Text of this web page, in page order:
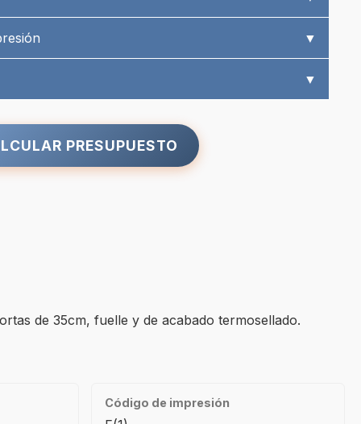
▼
▼
PRESUPUESTO
de 35cm, fuelle y de acabado termosellado.
Código de impresión